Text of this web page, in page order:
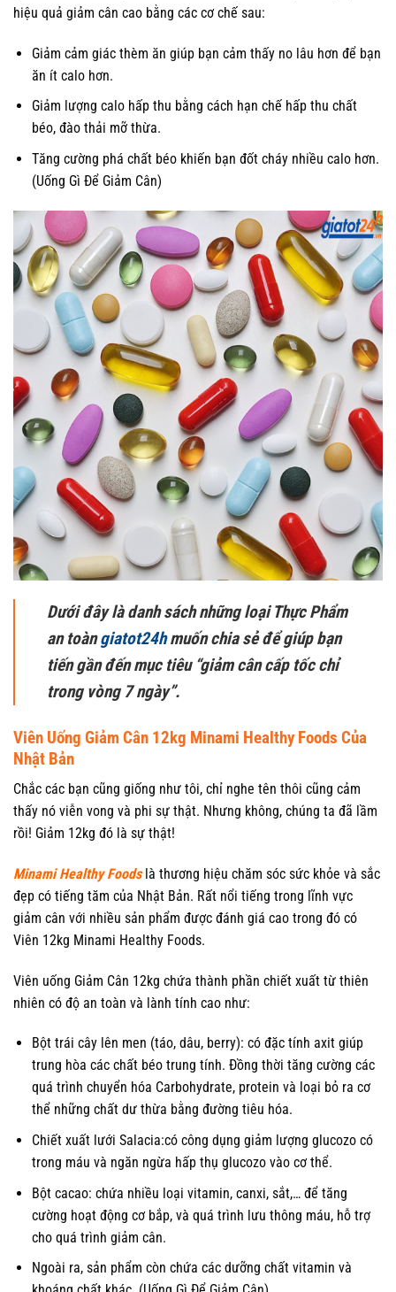
hiệu quả giảm cân cao bằng các cơ chế sau:
Giảm cảm giác thèm ăn giúp bạn cảm thấy no lâu hơn để bạn
ăn ít calo hơn.
Giảm lượng calo hấp thu bằng cách hạn chế hấp thu chất
béo, đào thải mỡ thừa.
Tăng cường phá chất béo khiến bạn đốt cháy nhiều calo hơn.
(Uống Gì Để Giảm Cân)
Dưới đây là danh sách những loại Thực Phẩm
an toàngiatot24hmuốn chia sẻ để giúp bạn
tiến gần đến mục tiêu “giảm cân cấp tốc chỉ
trong vòng 7 ngày”.
Viên Uống Giảm Cân 12kg Minami Healthy Foods Của
Nhật Bản
Chắc các bạn cũng giống như tôi, chỉ nghe tên thôi cũng cảm
thấy nó viễn vong và phi sự thật. Nhưng không, chúng ta đã lầm
rồi! Giảm 12kg đó là sự thật!
Minami Healthy Foodslà thương hiệu chăm sóc sức khỏe và sắc
đẹp có tiếng tăm của Nhật Bản. Rất nổi tiếng trong lĩnh vực
giảm cân với nhiều sản phẩm được đánh giá cao trong đó có
Viên 12kg Minami Healthy Foods.
Viên uống Giảm Cân 12kg chứa thành phần chiết xuất từ thiên
nhiên có độ an toàn và lành tính cao như:
Bột trái cây lên men (táo, dâu, berry): có đặc tính axit giúp
trung hòa các chất béo trung tính. Đồng thời tăng cường các
quá trình chuyển hóa Carbohydrate, protein và loại bỏ ra cơ
thể những chất dư thừa bằng đường tiêu hóa.
Chiết xuất lưới Salacia:có công dụng giảm lượng glucozo có
trong máu và ngăn ngừa hấp thụ glucozo vào cơ thể.
Bột cacao: chứa nhiều loại vitamin, canxi, sắt,… để tăng
cường hoạt động cơ bắp, và quá trình lưu thông máu, hỗ trợ
cho quá trình giảm cân.
Ngoài ra, sản phẩm còn chứa các dưỡng chất vitamin và